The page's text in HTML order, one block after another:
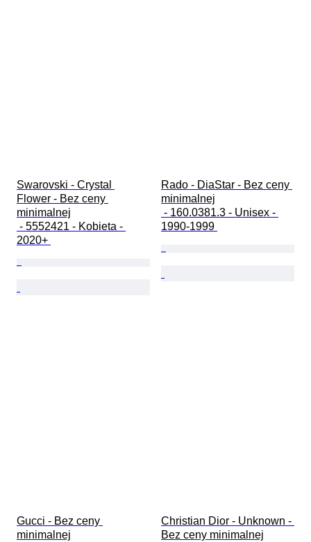
Swarovski - Crystal
Flower - Bez ceny
minimalnej
2020+
Rado - DiaStar - Bez ceny
minimalnej
1990-1999
Gucci - Bez ceny
minimalnej
Christian Dior - Unknown -
Bez ceny minimalnej